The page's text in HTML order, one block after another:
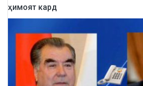
ҳимоят кард